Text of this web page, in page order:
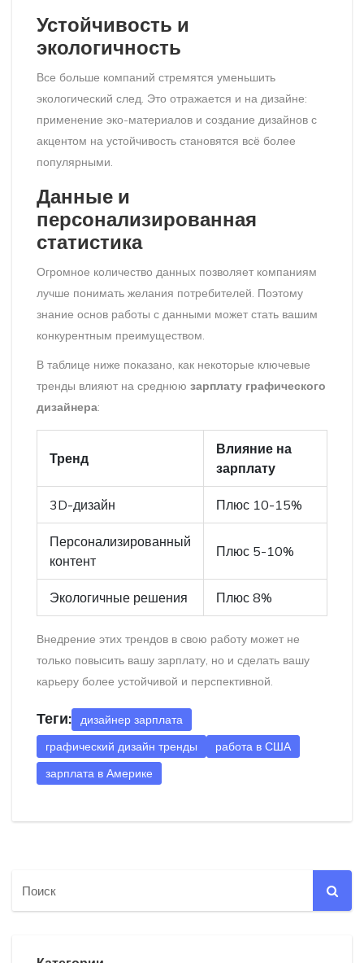
Устойчивость и
экологичность
Все больше компаний стремятся уменьшить
экологический след. Это отражается и на дизайне:
применение эко-материалов и создание дизайнов с
акцентом на устойчивость становятся всё более
популярными.
Данные и
персонализированная
статистика
Огромное количество данных позволяет компаниям
лучше понимать желания потребителей. Поэтому
знание основ работы с данными может стать вашим
конкурентным преимуществом.
В таблице ниже показано, как некоторые ключевые
тренды влияют на среднюю зарплату графического
дизайнера:
Тренд
Влияние на
зарплату
3D-дизайн Плюс 10-15%
Персонализированный
контент
Плюс 5-10%
Экологичные решения Плюс 8%
Внедрение этих трендов в свою работу может не
только повысить вашу зарплату, но и сделать вашу
карьеру более устойчивой и перспективной.
Теги:
дизайнер зарплата
графический дизайн тренды
работа в США
зарплата в Америке